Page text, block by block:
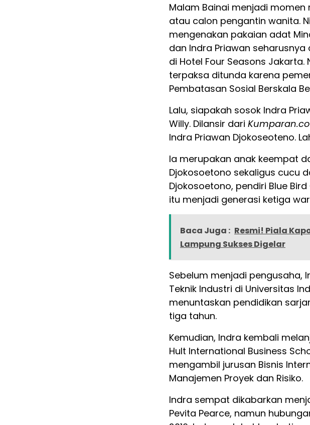
Malam Bainai menjadi
atau calon pengantin wanita.
mengenakan pakaian adat
dan Indra Priawan seharusnya
di Hotel Four Seasons Jakarta.
terpaksa ditunda karena
Pembatasan Sosial Berskala
Lalu, siapakah sosok Indra
Willy. Dilansir dari
Indra Priawan Djokoseoteno.
Ia merupakan anak keempat
Djokosoetono sekaligus cucu
Djokosoetono, pendiri Blue
itu menjadi generasi ketiga
Baca Juga : Resmi! Piala
Lampung Sukses Digelar
Sebelum menjadi pengusaha,
Teknik Industri di Universitas
menuntaskan pendidikan
tiga tahun.
Kemudian, Indra kembali
Hult International Business
mengambil jurusan Bisnis
Manajemen Proyek dan Risiko.
Indra sempat dikabarkan
Pevita Pearce, namun